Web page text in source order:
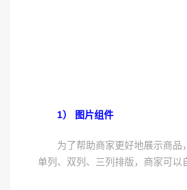
1） 图片组件
为了帮助商家更好地展示商品，
单列、双列、三列排版，商家可以